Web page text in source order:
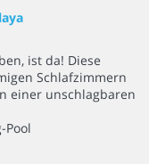
ist da! Diese
Schlafzimmern
einer unschlagbaren
Pool